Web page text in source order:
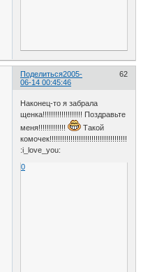
Поделиться 62
2005-
06-14 00:45:46
Наконец-то я забрала
щенка!!!!!!!!!!!!!!!!!!! Поздравьте
меня!!!!!!!!!!!!!
Такой
:i_love_you:
0